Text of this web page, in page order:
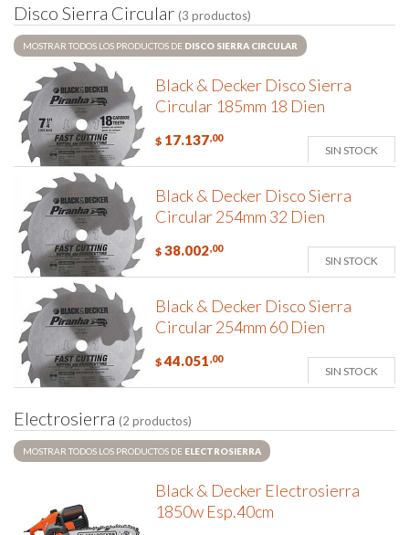
Disco Sierra Circular (3 productos)
MOSTRAR TODOS LOS PRODUCTOS DE DISCO SIERRA CIRCULAR
Black & Decker Disco Sierra
Circular 185mm 18 Dien
$ 17.137,00
SIN STOCK
Black & Decker Disco Sierra
Circular 254mm 32 Dien
$ 38.002,00
SIN STOCK
Black & Decker Disco Sierra
Circular 254mm 60 Dien
$ 44.051 ,00
SIN STOCK
Electrosierra (2 productos)
MOSTRAR TODOS LOS PRODUCTOS DE ELECTROSIERRA
Black & Decker Electrosierra
1850w Esp.40cm